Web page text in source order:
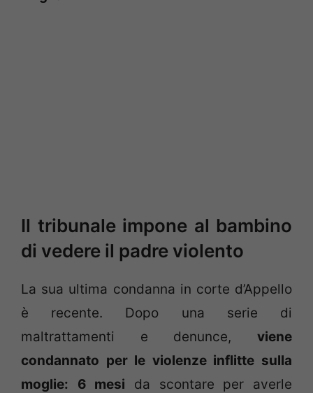
Il tribunale impone al bambino
di vedere il padre violento
La sua ultima condanna in corte d’Appello
è recente. Dopo una serie di
maltrattamenti e denunce, viene
condannato per le violenze inflitte sulla
moglie:
6 mesi da scontare per averle